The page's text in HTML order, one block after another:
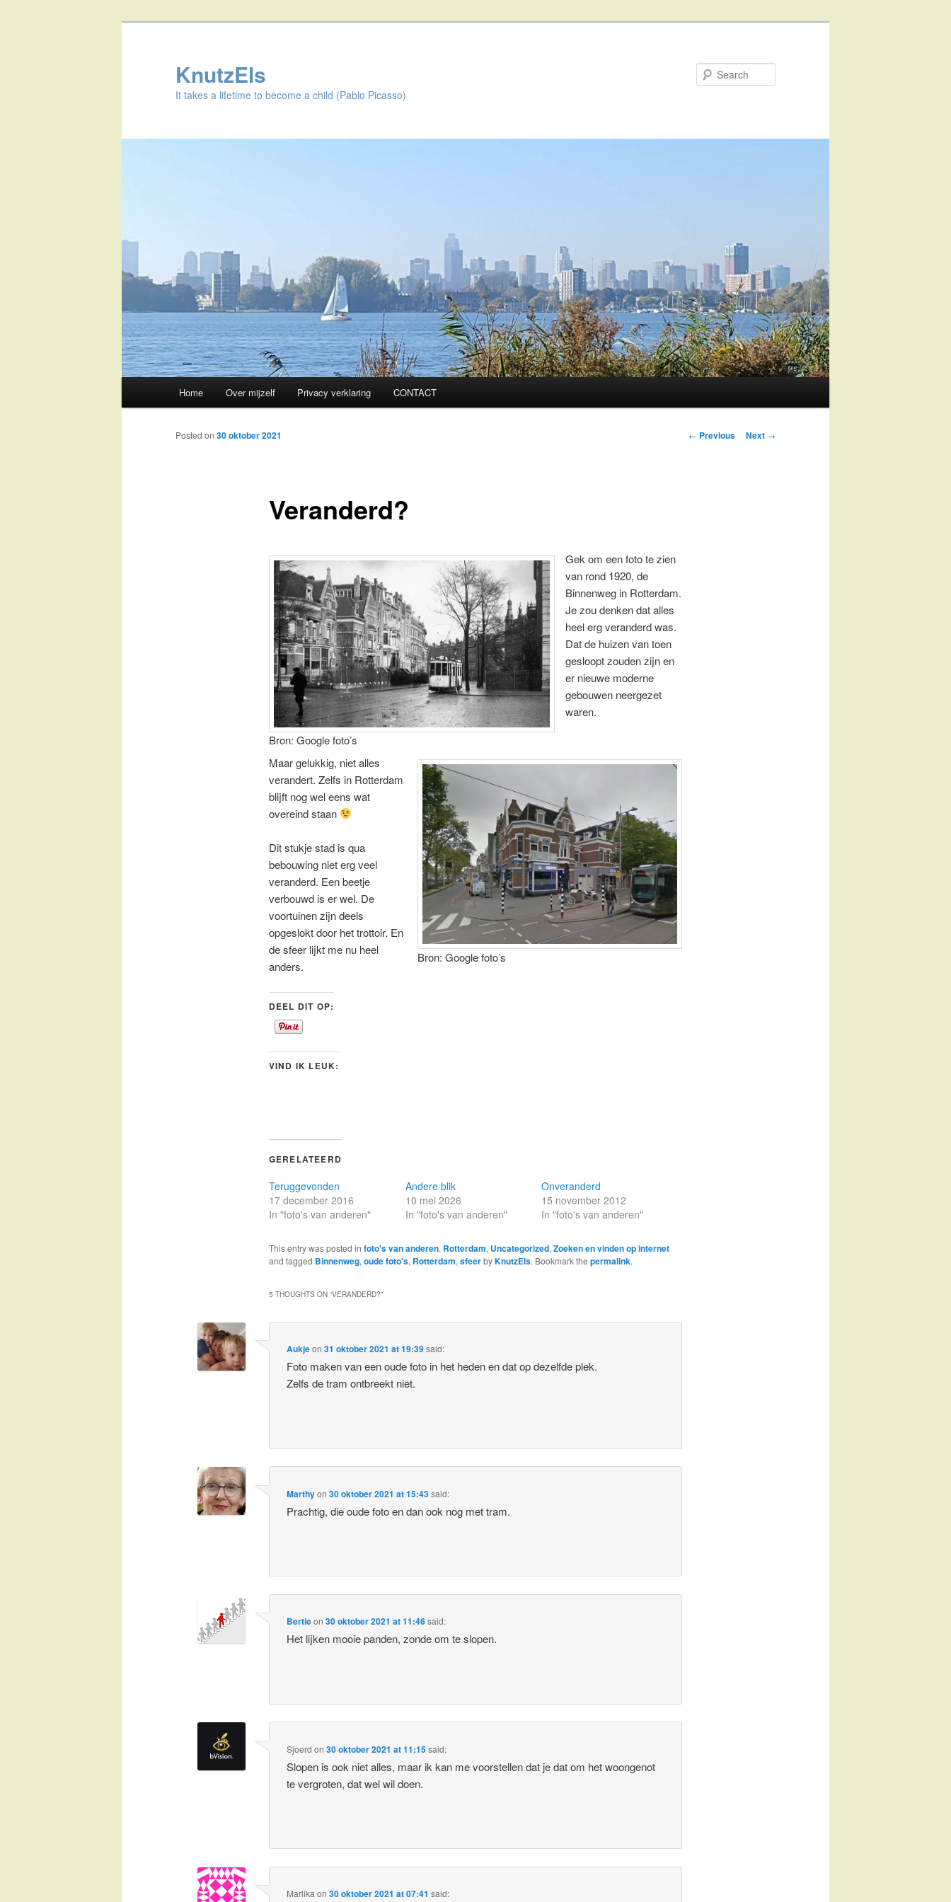
KnutzEls
It takes a lifetime to become a child (Pablo Picasso)
Skip
to
Home Over mijzelf Privacy verklaring CONTACT
Post
← Previous Next →
Veranderd?
Posted on 30 oktober 2021
Bron: Google foto’s
Gek om een foto te zien
van rond 1920, de
Binnenweg in Rotterdam.
Je zou denken dat alles
heel erg veranderd was.
Dat de huizen van toen
gesloopt zouden zijn en
er nieuwe moderne
gebouwen neergezet
waren.
Bron: Google foto’s
Maar gelukkig, niet alles
verandert. Zelfs in Rotterdam
blijft nog wel eens wat
overeind staan
Dit stukje stad is qua
bebouwing niet erg veel
veranderd. Een beetje
verbouwd is er wel. De
voortuinen zijn deels
opgeslokt door het trottoir. En
de sfeer lijkt me nu heel
anders.
DEEL DIT OP:
VIND IK LEUK:
GERELATEERD
Teruggevonden
17 december 2016
In "foto's van anderen"
Andere blik
10 mei 2026
In "foto's van anderen"
Onveranderd
15 november 2012
In "foto's van anderen"
This entry was posted in foto's van anderen, Rotterdam, Uncategorized,Zoeken en vinden op internet
and tagged Binnenweg,oude foto's, Rotterdam,sfeerbyKnutzEls. Bookmark the permalink.
5 THOUGHTS ON “VERANDERD?”
Aukjeon31 oktober 2021 at 19:39said:
Foto maken van een oude foto in het heden en dat op dezelfde plek.
Zelfs de tram ontbreekt niet.
Marthyon30 oktober 2021 at 15:43said:
Prachtig, die oude foto en dan ook nog met tram.
Bertieon30 oktober 2021 at 11:46said:
Het lijken mooie panden, zonde om te slopen.
Sjoerd on30 oktober 2021 at 11:15said:
Slopen is ook niet alles, maar ik kan me voorstellen dat je dat om het woongenot
te vergroten, dat wel wil doen.
Marlika on30 oktober 2021 at 07:41 said: